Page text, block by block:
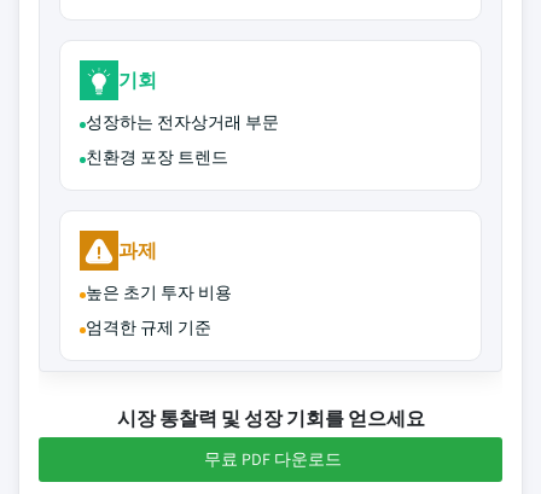
기회
성장하는 전자상거래 부문
친환경 포장 트렌드
과제
높은 초기 투자 비용
엄격한 규제 기준
시장 통찰력 및 성장 기회를 얻으세요
무료 PDF 다운로드